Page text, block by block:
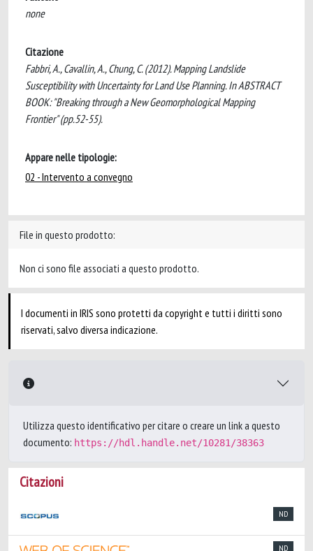
none
Citazione
Fabbri, A., Cavallin, A., Chung, C. (2012). Mapping Landslide
Susceptibility with Uncertainty for Land Use Planning. In ABSTRACT
BOOK: "Breaking through a New Geomorphological Mapping
Frontier" (pp.52-55).
Appare nelle tipologie:
02 - Intervento a convegno
File in questo prodotto:
Non ci sono file associati a questo prodotto.
I documenti in IRIS sono protetti da copyright e tutti i diritti sono
riservati, salvo diversa indicazione.
Utilizza questo identificativo per citare o creare un link a questo
documento: https://hdl.handle.net/10281/38363
Citazioni
ND
ND